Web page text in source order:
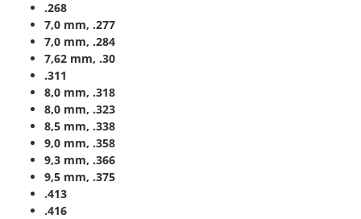
.268
7,0 mm, .277
7,0 mm, .284
7,62 mm, .30
.311
8,0 mm, .318
8,0 mm, .323
8,5 mm, .338
9,0 mm, .358
9,3 mm, .366
9,5 mm, .375
.413
.416